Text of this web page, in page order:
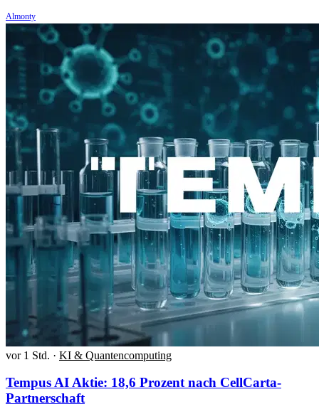
Almonty
vor 1 Std. · KI & Quantencomputing
Tempus AI Aktie: 18,6 Prozent nach CellCarta-
Partnerschaft